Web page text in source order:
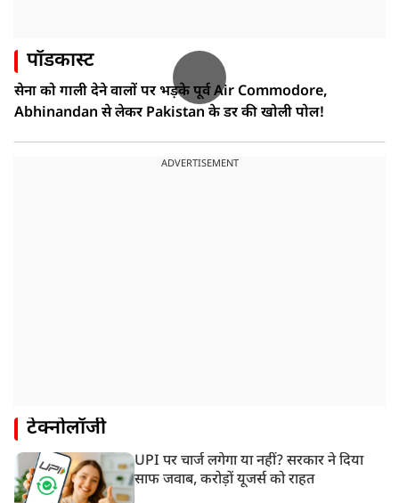
पॉडकास्ट
सेना को गाली देने वालों पर भड़के पूर्व Air Commodore,
Abhinandan से लेकर Pakistan के डर की खोली पोल!
ADVERTISEMENT
टेक्नोलॉजी
UPI पर चार्ज लगेगा या नहीं? सरकार ने दिया
साफ जवाब, करोड़ों यूजर्स को राहत